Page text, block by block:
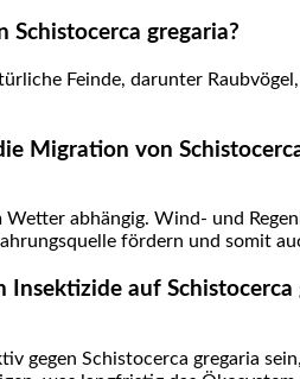
Schistocerca⁢ gregaria?
Feinde, darunter
Migration von⁢
abhängig. Wind- und
fördern und somit
auf Schistocerca
gegen Schistocerca gregaria